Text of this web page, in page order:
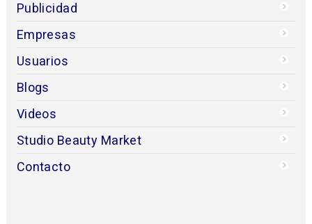
Publicidad
Empresas
Usuarios
Blogs
Videos
Studio Beauty Market
Contacto